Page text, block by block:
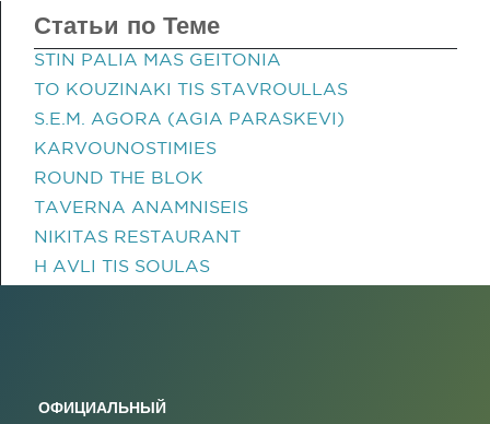
Статьи по Теме
STIN PALIA MAS GEITONIA
TO KOUZINAKI TIS STAVROULLAS
S.E.M. AGORA (AGIA PARASKEVI)
KARVOUNOSTIMIES
ROUND THE BLOK
TAVERNA ANAMNISEIS
NIKITAS RESTAURANT
H AVLI TIS SOULAS
ОФИЦИАЛЬНЫЙ